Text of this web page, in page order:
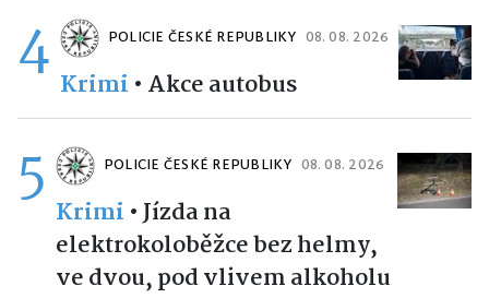
4 POLICIE ČESKÉ REPUBLIKY 08. 08. 2026
Krimi • Akce autobus
5 POLICIE ČESKÉ REPUBLIKY 08. 08. 2026
Krimi •Jízda na
elektrokoloběžce bez helmy,
ve dvou, pod vlivem alkoholu